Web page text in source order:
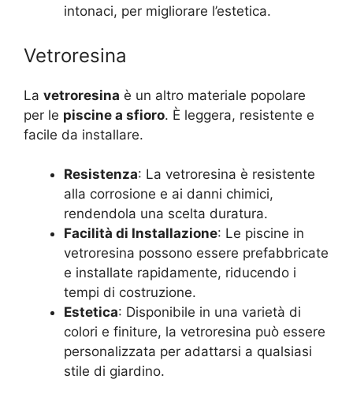
intonaci, per migliorare l’estetica.
Vetroresina
La vetroresina è un altro materiale popolare
per le piscine a sfioro. È leggera, resistente e
facile da installare.
Resistenza: La vetroresina è resistente
alla corrosione e ai danni chimici,
rendendola una scelta duratura.
Facilità di Installazione: Le piscine in
vetroresina possono essere prefabbricate
e installate rapidamente, riducendo i
tempi di costruzione.
Estetica: Disponibile in una varietà di
colori e finiture, la vetroresina può essere
personalizzata per adattarsi a qualsiasi
stile di giardino.